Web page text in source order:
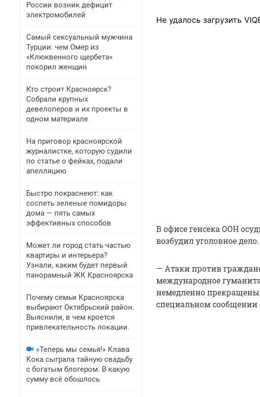
России возник дефицит
электромобилей
Самый сексуальный мужчина
Турции: чем Омер из
«Клюквенного щербета»
покорил женщин
Кто строит Красноярск?
Собрали крупных
девелоперов и их проекты в
одном материале
На приговор красноярской
журналистке, которую судили
по статье о фейках, подали
апелляцию
Быстро покраснеют: как
соспеть зеленые помидоры
дома — пять самых
эффективных способов
Может ли город стать частью
квартиры и интерьера?
Узнали, каким будет первый
панорамный ЖК Красноярска
Почему семьи Красноярска
выбирают Октябрьский район.
Выяснили, в чем кроется
привлекательность локации.
«Теперь мы семья!» Клава
Кока сыграла тайную свадьбу
с богатым блогером. В какую
сумму всё обошлось
Не удалось загрузить
В офисе генсека ООН
возбудил уголовное дело.
— Атаки против
международное
немедленно
специальном